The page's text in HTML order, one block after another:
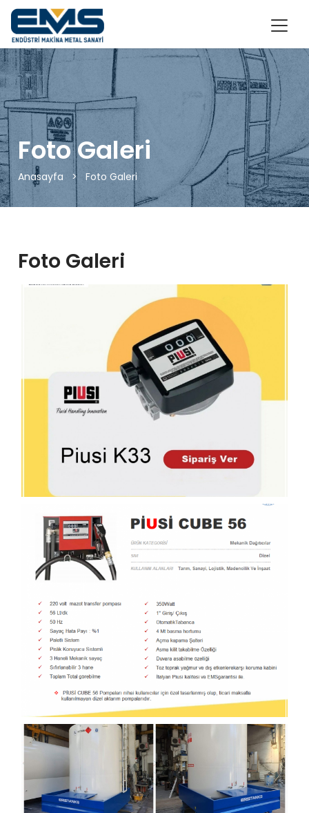
Foto Galeri
Anasayfa >Foto Galeri
Foto Galeri